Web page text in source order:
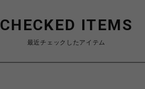
CHECKED ITEMS
最近チェックしたアイテム